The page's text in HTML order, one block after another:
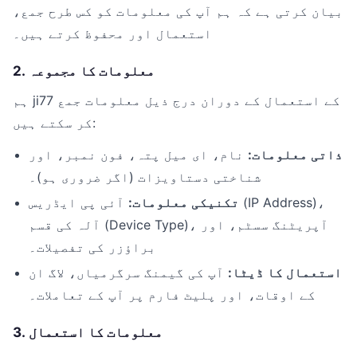
بیان کرتی ہے کہ ہم آپ کی معلومات کو کس طرح جمع،
استعمال اور محفوظ کرتے ہیں۔
2. معلومات کا مجموعہ
ہم ji77 کے استعمال کے دوران درج ذیل معلومات جمع
کر سکتے ہیں:
ذاتی معلومات: نام، ای میل پتہ، فون نمبر، اور
شناختی دستاویزات (اگر ضروری ہو)۔
تکنیکی معلومات: آئی پی ایڈریس (IP Address)،
آلہ کی قسم (Device Type)، آپریٹنگ سسٹم، اور
براؤزر کی تفصیلات۔
استعمال کا ڈیٹا: آپ کی گیمنگ سرگرمیاں، لاگ ان
کے اوقات، اور پلیٹ فارم پر آپ کے تعاملات۔
3. معلومات کا استعمال